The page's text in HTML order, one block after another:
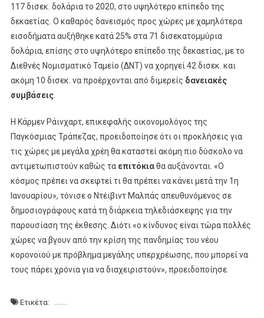
117 δισεκ. δολάρια το 2020, στο υψηλότερο επίπεδο της
δεκαετίας. Ο καθαρός δανεισμός προς χώρες με χαμηλότερα
εισοδήματα αυξήθηκε κατά 25% στα 71 δισεκατομμύρια
δολάρια, επίσης στο υψηλότερο επίπεδο της δεκαετίας, με το
Διεθνές Νομισματικό Ταμείο (ΔΝΤ) να χορηγεί 42 δισεκ. και
ακόμη 10 δισεκ. να προέρχονται από διμερείς δανειακές
συμβάσεις.
Η Κάρμεν Ράινχαρτ, επικεφαλής οικονομολόγος της
Παγκόσμιας Τράπεζας, προειδοποίησε ότι οι προκλήσεις για
τις χώρες με μεγάλα χρέη θα καταστεί ακόμη πιο δύσκολο να
αντιμετωπιστούν καθώς τα επιτόκιαθα αυξάνονται. «Ο
κόσμος πρέπει να σκεφτεί τι θα πρέπει να κάνει μετά την 1η
Ιανουαρίου», τόνισε ο Ντέιβιντ Μαλπάς απευθυνόμενος σε
δημοσιογράφους κατά τη διάρκεια τηλεδιάσκεψης για την
παρουσίαση της έκθεσης. Διότι «ο κίνδυνος είναι τώρα πολλές
χώρες να βγουν από την κρίση της πανδημίας του νέου
κορονοϊού με πρόβλημα μεγάλης υπερχρέωσης, που μπορεί να
τους πάρει χρόνια για να διαχειριστούν», προειδοποίησε.
Ετικέτα: